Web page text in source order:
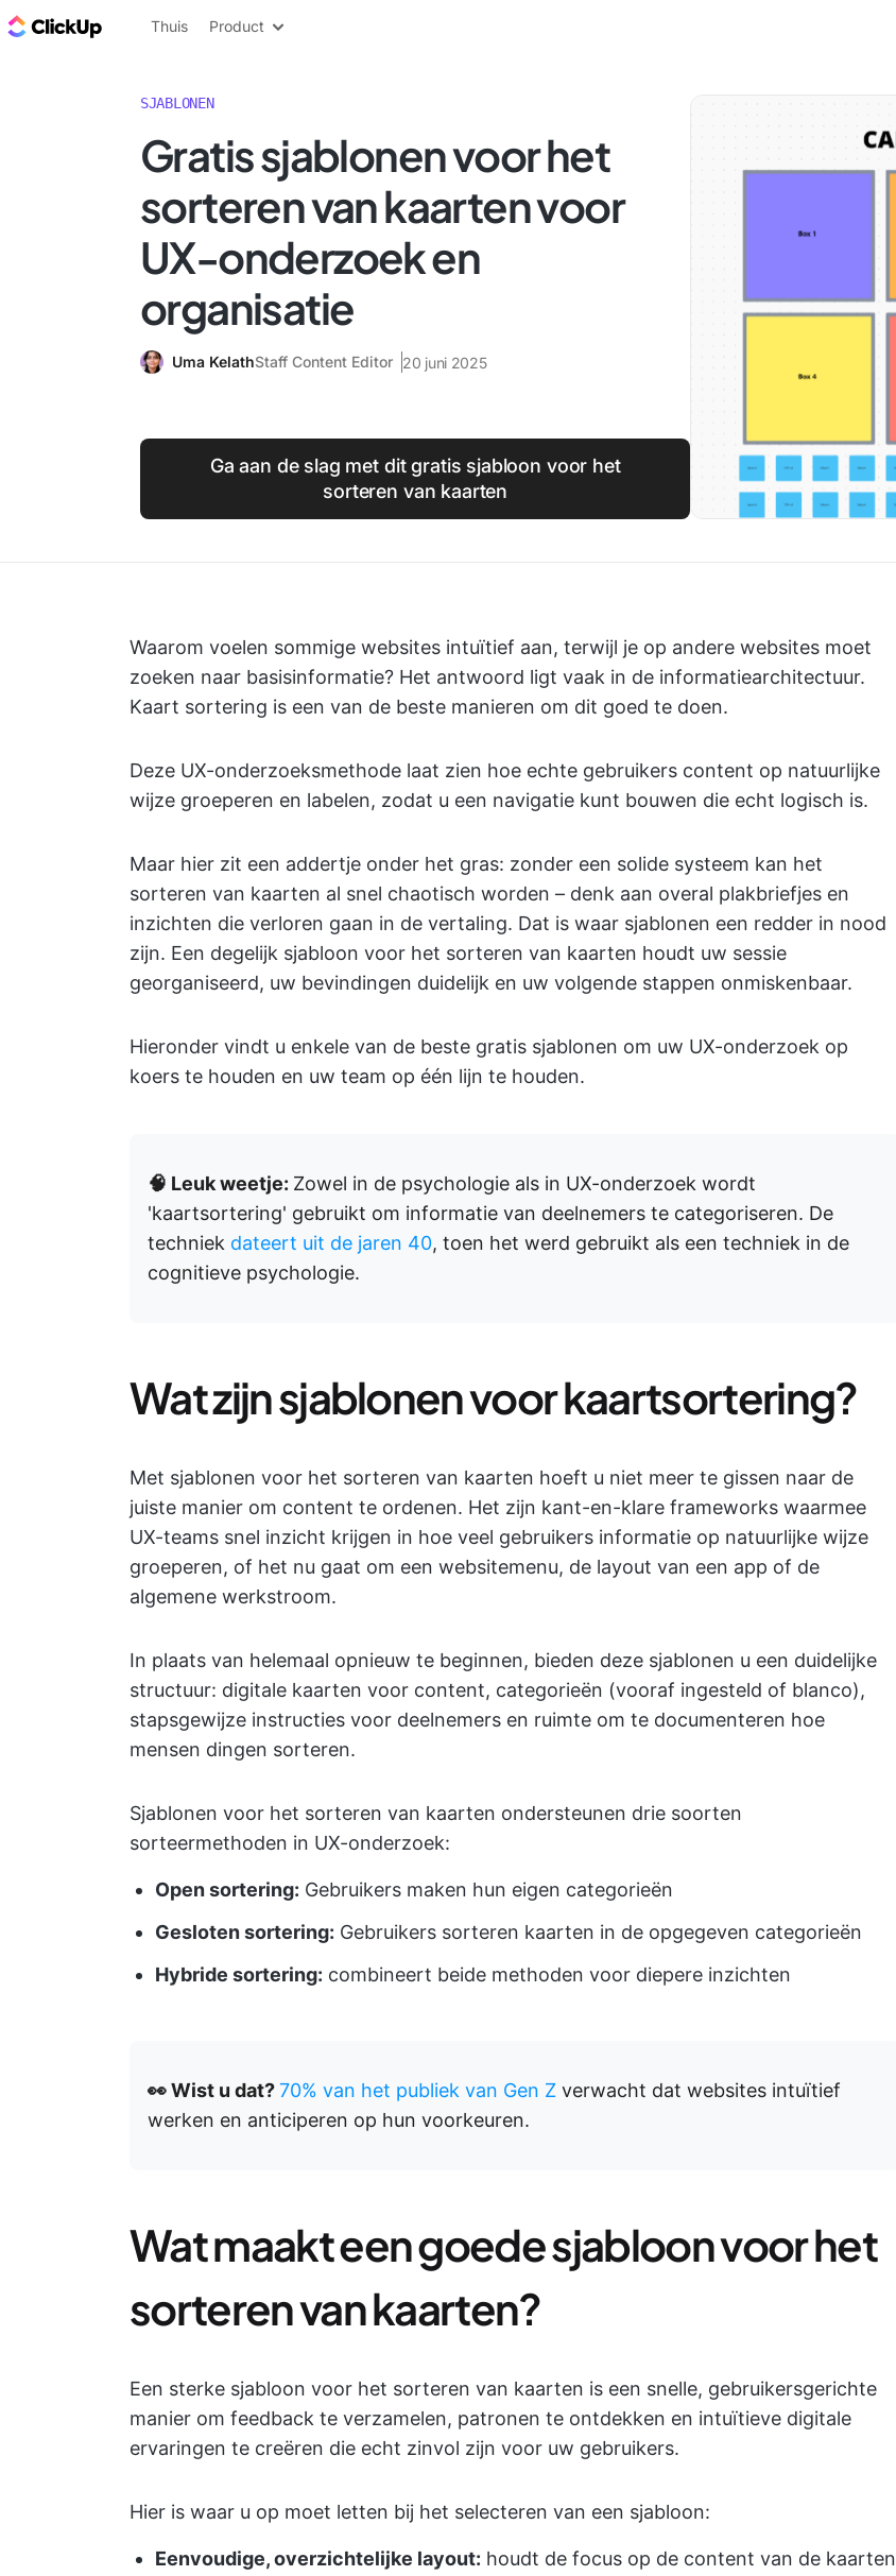
ClickUp Blog
Thuis Product
SJABLONEN
Gratis sjablonen voor het
sorteren van kaarten voor
UX-onderzoek en
organisatie
Uma KelathStaff Content Editor 20 juni 2025
Ga aan de slag met dit gratis sjabloon voor het
sorteren van kaarten
Waarom voelen sommige websites intuïtief aan, terwijl je op andere websites moet
zoeken naar basisinformatie? Het antwoord ligt vaak in de informatiearchitectuur.
Kaart sortering is een van de beste manieren om dit goed te doen.
Deze UX-onderzoeksmethode laat zien hoe echte gebruikers content op natuurlijke
wijze groeperen en labelen, zodat u een navigatie kunt bouwen die echt logisch is.
Maar hier zit een addertje onder het gras: zonder een solide systeem kan het
sorteren van kaarten al snel chaotisch worden – denk aan overal plakbriefjes en
inzichten die verloren gaan in de vertaling. Dat is waar sjablonen een redder in nood
zijn. Een degelijk sjabloon voor het sorteren van kaarten houdt uw sessie
georganiseerd, uw bevindingen duidelijk en uw volgende stappen onmiskenbaar.
Hieronder vindt u enkele van de beste gratis sjablonen om uw UX-onderzoek op
koers te houden en uw team op één lijn te houden.
🧠 Leuk weetje: Zowel in de psychologie als in UX-onderzoek wordt
'kaartsortering' gebruikt om informatie van deelnemers te categoriseren. De
techniek dateert uit de jaren 40, toen het werd gebruikt als een techniek in de
cognitieve psychologie.
Wat zijn sjablonen voor kaartsortering?
Met sjablonen voor het sorteren van kaarten hoeft u niet meer te gissen naar de
juiste manier om content te ordenen. Het zijn kant-en-klare frameworks waarmee
UX-teams snel inzicht krijgen in hoe veel gebruikers informatie op natuurlijke wijze
groeperen, of het nu gaat om een websitemenu, de layout van een app of de
algemene werkstroom.
In plaats van helemaal opnieuw te beginnen, bieden deze sjablonen u een duidelijke
structuur: digitale kaarten voor content, categorieën (vooraf ingesteld of blanco),
stapsgewijze instructies voor deelnemers en ruimte om te documenteren hoe
mensen dingen sorteren.
Sjablonen voor het sorteren van kaarten ondersteunen drie soorten
sorteermethoden in UX-onderzoek:
Open sortering: Gebruikers maken hun eigen categorieën
Gesloten sortering: Gebruikers sorteren kaarten in de opgegeven categorieën
Hybride sortering: combineert beide methoden voor diepere inzichten
👀 Wist u dat?70% van het publiek van Gen Z verwacht dat websites intuïtief
werken en anticiperen op hun voorkeuren.
Wat maakt een goede sjabloon voor het
sorteren van kaarten?
Een sterke sjabloon voor het sorteren van kaarten is een snelle, gebruikersgerichte
manier om feedback te verzamelen, patronen te ontdekken en intuïtieve digitale
ervaringen te creëren die echt zinvol zijn voor uw gebruikers.
Hier is waar u op moet letten bij het selecteren van een sjabloon:
Eenvoudige, overzichtelijke layout: houdt de focus op de content van de kaarten